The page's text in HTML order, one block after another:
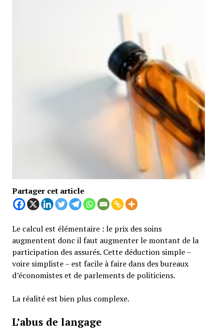
Partager cet article
Le calcul est élémentaire : le prix des soins
augmentent donc il faut augmenter le montant de la
participation des assurés. Cette déduction simple –
voire simpliste – est facile à faire dans des bureaux
d’économistes et de parlements de politiciens.
La réalité est bien plus complexe.
L’abus de langage